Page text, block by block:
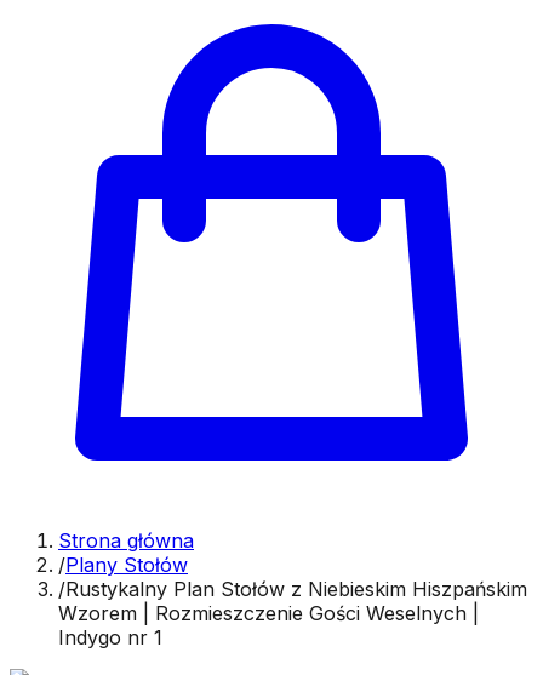
Strona główna
/Plany Stołów
/Rustykalny Plan Stołów z Niebieskim Hiszpańskim
Wzorem | Rozmieszczenie Gości Weselnych |
Indygo nr 1